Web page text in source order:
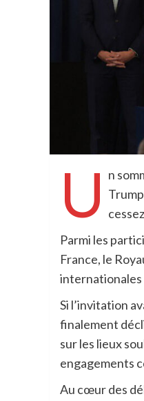
U n
Parmi les
France, le
internationales
Si l’invitation
finalement
sur les lieux
engagements
Au cœur des